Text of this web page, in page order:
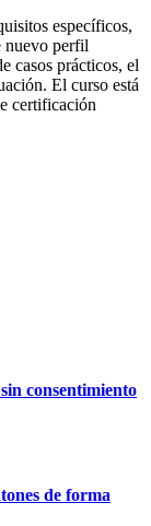
específicos,
nuevo perfil
casos prácticos, el
El curso está
certificación
consentimiento
de forma